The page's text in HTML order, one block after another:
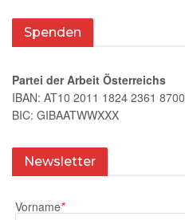
Spenden
Partei der Arbeit Österreichs
IBAN: AT10 2011 1824 2361 8700
BIC: GIBAATWWXXX
Newsletter
Vorname*